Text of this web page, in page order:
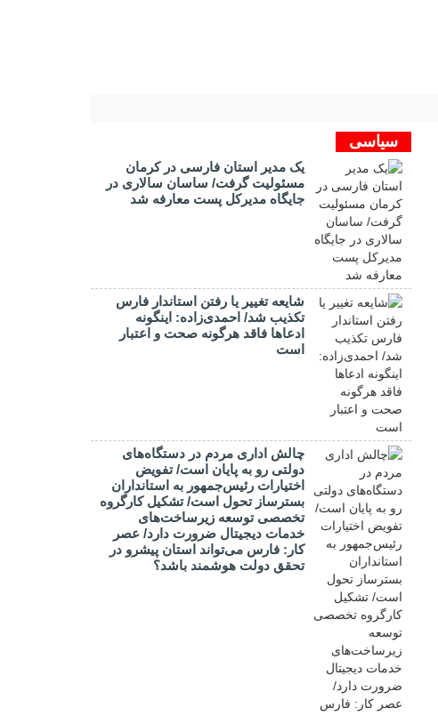
سیاسی
یک مدیر استان فارسی در کرمان
مسئولیت گرفت/ ساسان سالاری در
جایگاه مدیرکل پست معارفه شد
شایعه تغییر یا رفتن استاندار فارس
تکذیب شد/ احمدی‌زاده: اینگونه
ادعاها فاقد هرگونه صحت و اعتبار
است
چالش اداری مردم در دستگاه‌های
دولتی رو به پایان است/ تفویض
اختیارات رئیس‌جمهور به استانداران
بسترساز تحول است/ تشکیل کارگروه
تخصصی توسعه زیرساخت‌های
خدمات دیجیتال ضرورت دارد/ عصر
کار: فارس می‌تواند استان پیشرو در
تحقق دولت هوشمند باشد؟